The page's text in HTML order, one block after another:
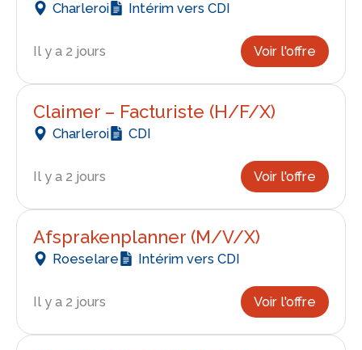
Charleroi Intérim vers CDI
Il y a 2 jours Voir l'offre
Claimer – Facturiste (H/F/X)
Charleroi CDI
Il y a 2 jours Voir l'offre
Afsprakenplanner (M/V/X)
Roeselare Intérim vers CDI
Il y a 2 jours Voir l'offre